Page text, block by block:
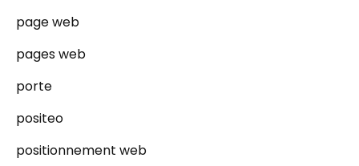
page web
pages web
porte
positeo
positionnement web